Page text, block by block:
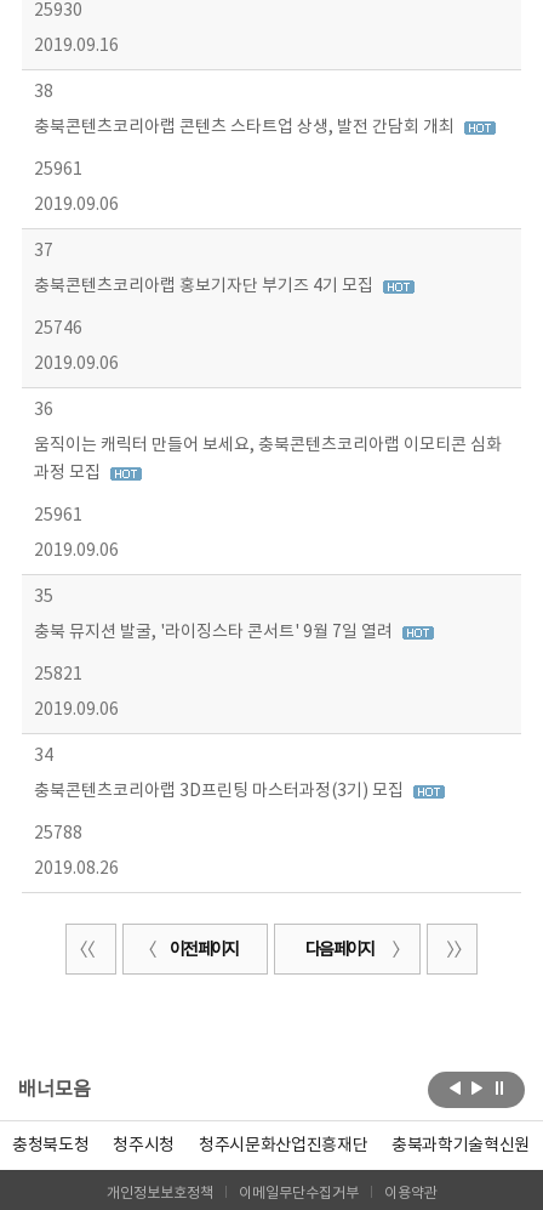
25930
2019.09.16
38
충북콘텐츠코리아랩 콘텐츠 스타트업 상생, 발전 간담회 개최
25961
2019.09.06
37
충북콘텐츠코리아랩 홍보기자단 부기즈 4기 모집
25746
2019.09.06
36
움직이는 캐릭터 만들어 보세요, 충북콘텐츠코리아랩 이모티콘 심화
과정 모집
25961
2019.09.06
35
충북 뮤지션 발굴, '라이징스타 콘서트' 9월 7일 열려
25821
2019.09.06
34
충북콘텐츠코리아랩 3D프린팅 마스터과정(3기) 모집
25788
2019.08.26
이전 페이지 다음 페이지
배너모음
충청북도청 청주시청 청주시문화산업진흥재단 충북과학기술혁신원
개인정보보호정책 이메일무단수집거부 이용약관